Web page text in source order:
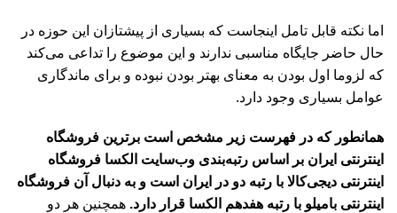
اما نکته قابل تامل اینجاست که بسیاری از پیشتازان این حوزه در
حال حاضر جایگاه مناسبی ندارند و این موضوع را تداعی می‌کند
که لزوما اول بودن به معنای بهتر بودن نبوده و برای ماندگاری
عوامل بسیاری وجود دارد.
همانطور که در فهرست زیر مشخص است برترین فروشگاه
اینترنتی ایران بر اساس رتبه‌بندی وب‌سایت الکسا فروشگاه
اینترنتی دیجی‌کالا با رتبه دو در ایران است و به دنبال آن فروشگاه
اینترنتی بامیلو با رتبه هفدهم الکسا قرار دارد. همچنین هر دو